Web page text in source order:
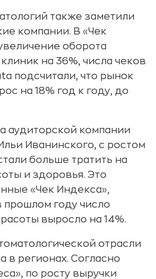
также заметили
компании. В «Чек
оборота
на 36%, числа чеков
подсчитали, что рынок
на 18% год к году, до
аудиторской компании
Иванинского, с ростом
больше тратить на
и здоровья. Это
«Чек Индекса»,
прошлом году число
выросло на 14%.
отрасли
в регионах. Согласно
по росту выручки